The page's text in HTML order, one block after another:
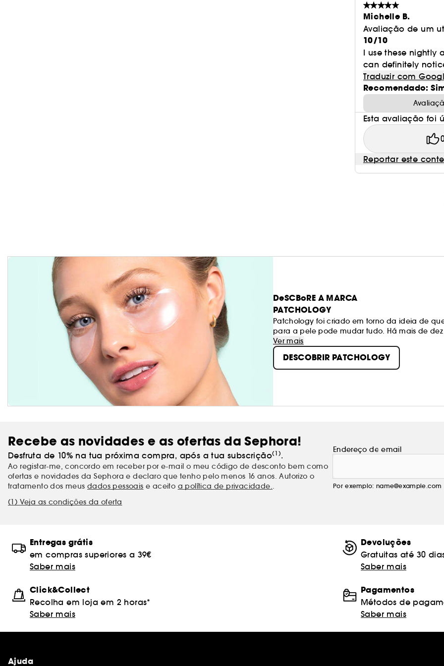
Michelle B.
Avaliação de um
10/10
I use these nightly
can definitely
Traduzir com
Recomendado:
Esta avaliação foi
Reportar este
DeSCBoRE A MARCA
PATCHOLOGY
Patchology foi criado em torno da ideia de
para a pele pode mudar tudo. Há mais de
tecnologias de patch para o domínio médico.
especialização para criar produtos que
criou produtos que acompanham os teus
tempo para abrandar e divertir-te. Qualquer
Ver mais
DESCOBRIR PATCHOLOGY
Recebe as novidades e as ofertas da Sephora!
Desfruta de 10% na tua próxima compra, após a tua subscrição(1).
Ao registar-me, concordo em receber por e-mail o meu código de desconto bem como
ofertas e novidades da Sephora e declaro que tenho pelo menos 16 anos. Autorizo o
tratamento dos meus dados pessoais e aceito a política de privacidade..
(1) Veja as condições da oferta
Endereço de email
Por exemplo: name@example.com
Entregas grátis
em compras superiores a 39€
Saber mais
Devoluções
Gratuitas até 30
Saber mais
Click&Collect
Recolha em loja em 2 horas*
Saber mais
Pagamentos
Métodos de
Saber mais
Ajuda